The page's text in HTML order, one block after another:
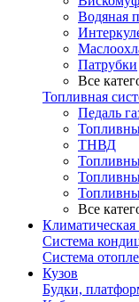
Водяная
Патрубки
Все
Топливная
Педаль
ТНВД
Все
Климатическая
Система
Система
Кузов
Будки,